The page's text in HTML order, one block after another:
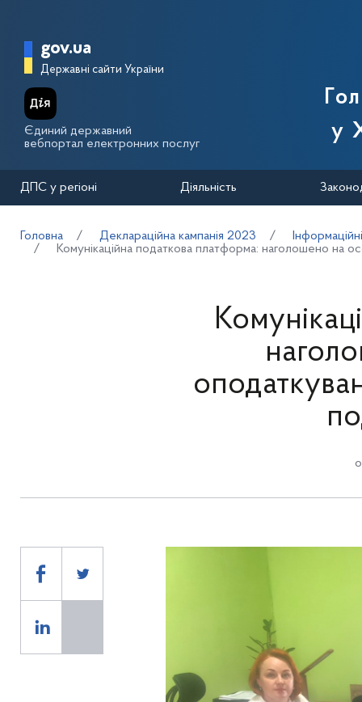
Головна сторінка Державної
gov.ua
Державні сайти України
Єдиний державний
вебпортал електронних послуг
у
ДПС у регіоні Діяльність
Головна Деклараційна кампанія 2023
Комунікаційна податкова платформа: наголошено на